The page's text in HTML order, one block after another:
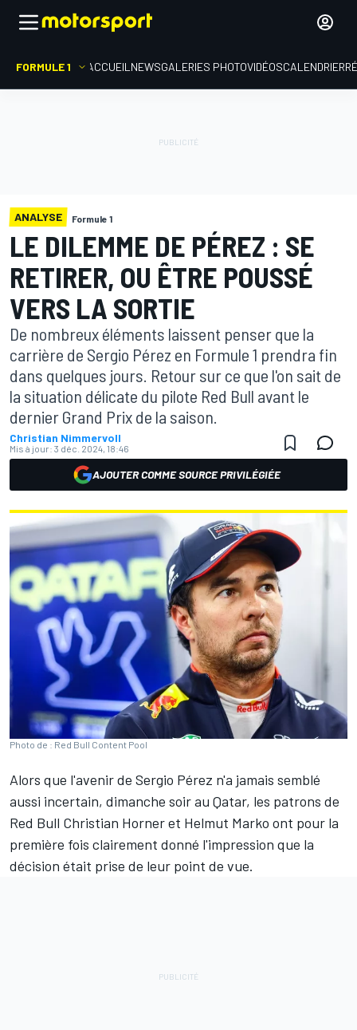
FORMULE 1 ACCUEIL NEWSGALERIES PHOTOVIDÉOSCALENDRIER
ANALYSE Formule 1
LE DILEMME DE PÉREZ : SE
RETIRER, OU ÊTRE POUSSÉ
VERS LA SORTIE
De nombreux éléments laissent penser que la
carrière de Sergio Pérez en Formule 1 prendra fin
dans quelques jours. Retour sur ce que l'on sait de
la situation délicate du pilote Red Bull avant le
dernier Grand Prix de la saison.
Christian Nimmervoll
Mis à jour: 3 déc. 2024, 18:46
AJOUTER COMME SOURCE PRIVILÉGIÉE
Photo de : Red Bull Content Pool
Alors que l'avenir de Sergio Pérez n'a jamais semblé
aussi incertain, dimanche soir au Qatar, les patrons de
Red Bull Christian Horner et Helmut Marko ont pour la
première fois clairement donné l'impression que la
décision était prise de leur point de vue.